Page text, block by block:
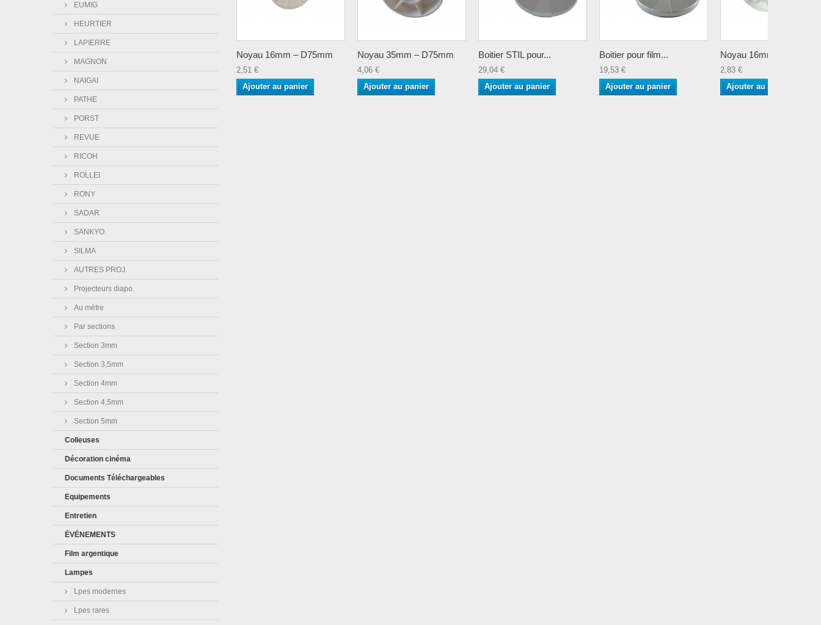
EUMIG
HEURTIER
LAPIERRE
MAGNON
NAIGAI
PATHE
PORST
REVUE
RICOH
ROLLEI
RONY
SADAR
SANKYO
SILMA
AUTRES PROJ.
Projecteurs diapo.
Au mètre
Par sections
Section 3mm
Section 3,5mm
Section 4mm
Section 4,5mm
Section 5mm
Colleuses
Décoration cinéma
Documents Téléchargeables
Equipements
Entretien
ÉVÉNEMENTS
Film argentique
Lampes
Lpes modernes
Lpes rares
Noyau 16mm – D75mm
2,51 €
Ajouter au panier
Noyau 35mm – D75mm
4,06 €
Ajouter au panier
Boitier STIL pour...
29,04 €
Ajouter au panier
Boitier pour film...
19,53 €
Ajouter au panier
Noyau 16mm – D50mm
2,83 €
Ajouter au panier